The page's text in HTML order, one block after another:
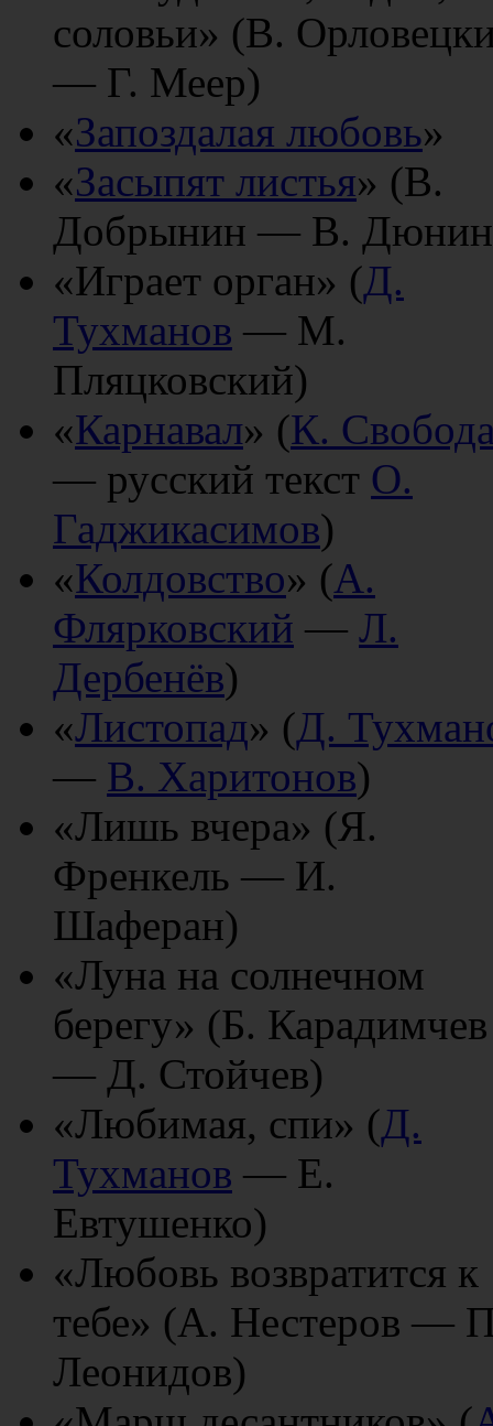
соловьи» (В.
— Г. Меер)
«Запоздалая любовь»
«Засыпят листья» (В.
Добрынин — В.
«Играет орган» (Д.
Тухманов — М.
Пляцковский)
«Карнавал» (К.
— русский текст О.
Гаджикасимов)
«Колдовство» (А.
Флярковский — Л.
Дербенёв)
«Листопад» (Д.
— В. Харитонов)
«Лишь вчера» (Я.
Френкель — И.
Шаферан)
«Луна на солнечном
берегу» (Б. Карадимчев
— Д. Стойчев)
«Любимая, спи» (Д.
Тухманов — Е.
Евтушенко)
«Любовь возвратится к
тебе» (А. Нестеров —
Леонидов)